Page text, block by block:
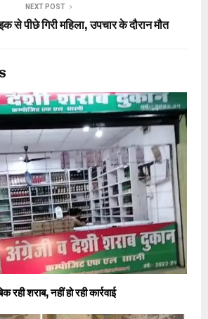
NEXT POST
से पीछे गिरी महिला, उपचार के दौरान मौत
रही शराब, नहीं हो रही कार्रवाई